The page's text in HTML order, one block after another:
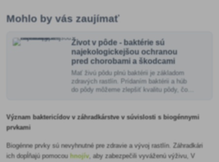
Mohlo by vás zaujímať
Život v pôde - baktérie sú
najekologickejšou ochranou
pred chorobami a škodcami
Mať živú pôdu plnú baktérii je základom
zdravých rastlín. Prídaním baktérii a húb
do pôdy môžeme zlepšiť kvalitu pôdy, čo
Význam baktericídov v záhradkárstve v súvislosti s biogénnymi
prvkami
Biogénne prvky sú nevyhnutné pre zdravie a vývoj rastlín. Záhradkári
ich dopĺňajú pomocou hnojív, aby zabezpečili vyváženú výživu, V